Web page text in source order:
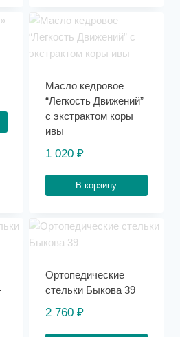
Масло кедровое
“Легкость Движений”
с экстрактом коры
ивы
1 020 ₽
В корзину
Ортопедические
стельки Быкова 39
2 760 ₽